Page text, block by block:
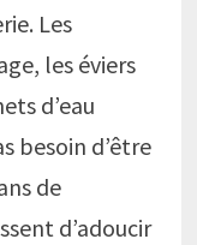
Les
les éviers
d’eau
besoin d’être
de
d’adoucir